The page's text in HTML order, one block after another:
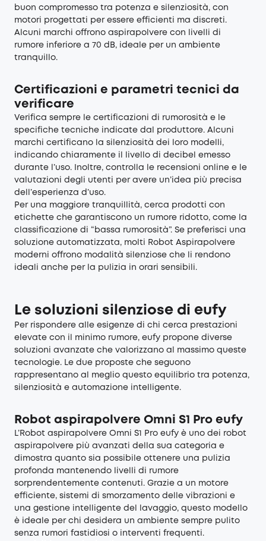
buon compromesso tra potenza e silenziosità, con
motori progettati per essere efficienti ma discreti.
Alcuni marchi offrono aspirapolvere con livelli di
rumore inferiore a 70 dB, ideale per un ambiente
tranquillo.
Certificazioni e parametri tecnici da
verificare
Verifica sempre le certificazioni di rumorosità e le
specifiche tecniche indicate dal produttore. Alcuni
marchi certificano la silenziosità dei loro modelli,
indicando chiaramente il livello di decibel emesso
durante l’uso. Inoltre, controlla le recensioni online e le
valutazioni degli utenti per avere un’idea più precisa
dell’esperienza d’uso.
Per una maggiore tranquillità, cerca prodotti con
etichette che garantiscono un rumore ridotto, come la
classificazione di “bassa rumorosità”. Se preferisci una
soluzione automatizzata, molti Robot Aspirapolvere
moderni offrono modalità silenziose che li rendono
ideali anche per la pulizia in orari sensibili.
Le soluzioni silenziose di eufy
Per rispondere alle esigenze di chi cerca prestazioni
elevate con il minimo rumore, eufy propone diverse
soluzioni avanzate che valorizzano al massimo queste
tecnologie. Le due proposte che seguono
rappresentano al meglio questo equilibrio tra potenza,
silenziosità e automazione intelligente.
Robot aspirapolvere Omni S1 Pro eufy
L’Robot aspirapolvere Omni S1 Pro eufy è uno dei robot
aspirapolvere più avanzati della sua categoria e
dimostra quanto sia possibile ottenere una pulizia
profonda mantenendo livelli di rumore
sorprendentemente contenuti. Grazie a un motore
efficiente, sistemi di smorzamento delle vibrazioni e
una gestione intelligente del lavaggio, questo modello
è ideale per chi desidera un ambiente sempre pulito
senza rumori fastidiosi o interventi frequenti.